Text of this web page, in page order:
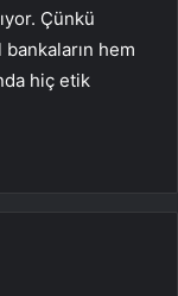
Çünkü
hem
hiç etik